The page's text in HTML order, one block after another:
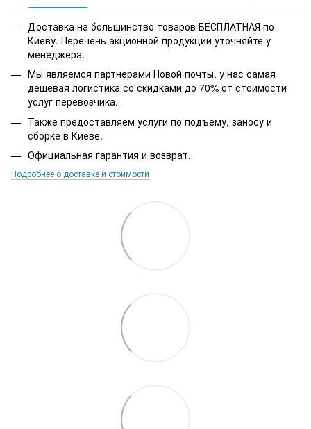
Доставка на большинство товаров БЕСПЛАТНАЯ по
Киеву. Перечень акционной продукции уточняйте у
менеджера.
Мы являемся партнерами Новой почты, у нас самая
дешевая логистика со скидками до 70% от стоимости
услуг перевозчика.
Также предоставляем услуги по подъему, заносу и
сборке в Киеве.
Официальная гарантия и возврат.
Подробнее о доставке и стоимости